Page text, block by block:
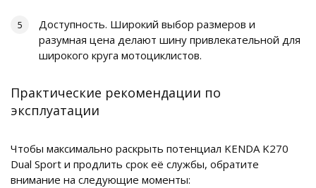
Доступность. Широкий выбор размеров и
разумная цена делают шину привлекательной для
широкого круга мотоциклистов.
Практические рекомендации по
эксплуатации
Чтобы максимально раскрыть потенциал KENDA K270
Dual Sport и продлить срок её службы, обратите
внимание на следующие моменты: